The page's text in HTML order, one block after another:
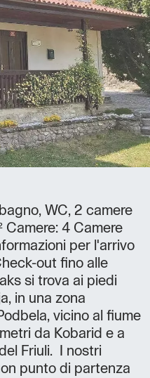
WC, 2 camere
Camere: 4 Camere
per l'arrivo
out fino alle
si trova ai piedi
in una zona
vicino al fiume
da Kobarid e a
Friuli. I nostri
punto di partenza